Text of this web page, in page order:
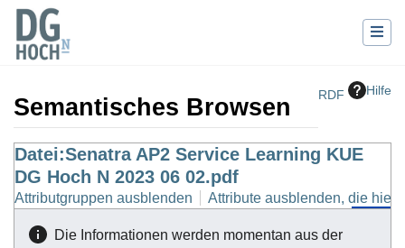
RDF Hilfe
Semantisches Browsen
Wechseln zu:Navigation Suche
Datei:Senatra AP2 Service Learning KUE
DG Hoch N 2023 06 02.pdf
Attributgruppen ausblenden Attribute ausblenden, die
Die Informationen werden momentan aus der